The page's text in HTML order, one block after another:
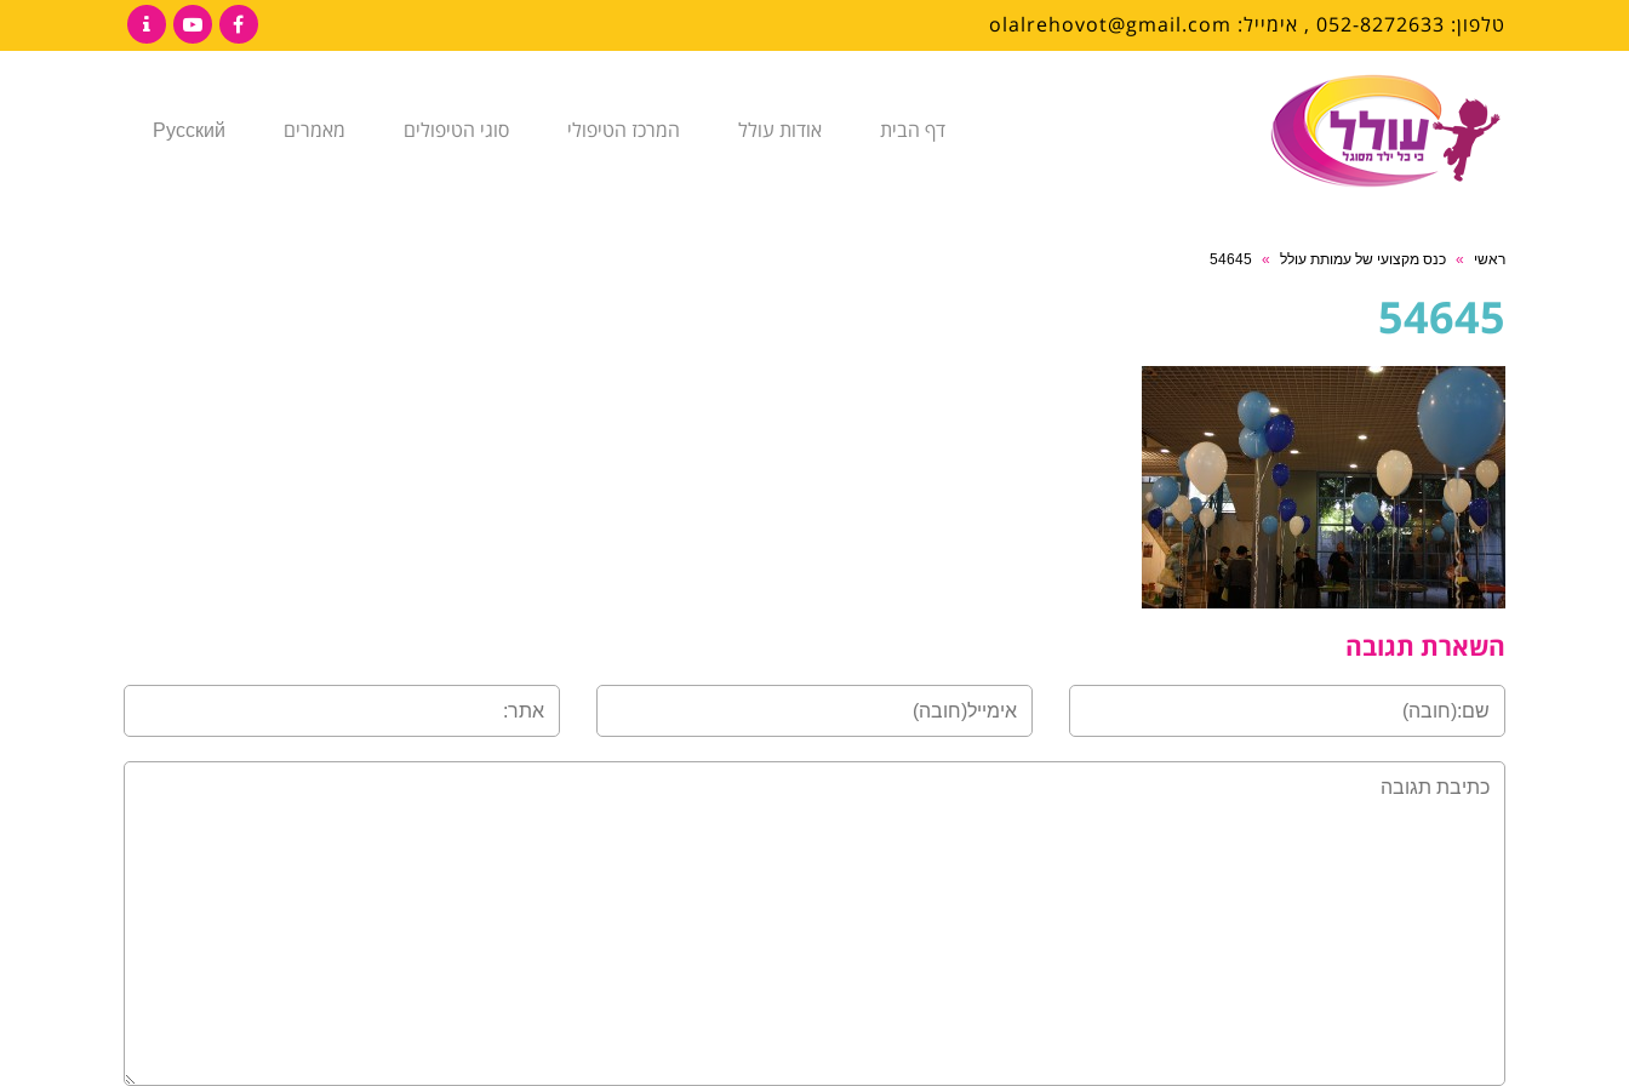
טלפון: 052-8272633 , אימייל: olalrehovot@gmail.com
דף הבית אודות עולל המרכז הטיפולי סוגי הטיפולים מאמרים Русский
ראשי » כנס מקצועי של עמותת עולל »
54645
54645
השארת תגובה